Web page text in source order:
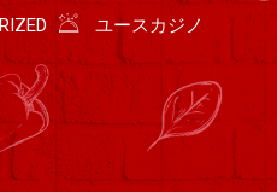
ユースカジノ